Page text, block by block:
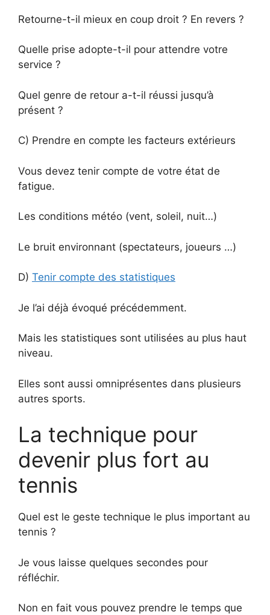
Retourne-t-il mieux en coup droit ? En revers ?
Quelle prise adopte-t-il pour attendre votre
service ?
Quel genre de retour a-t-il réussi jusqu’à
présent ?
C) Prendre en compte les facteurs extérieurs
Vous devez tenir compte de votre état de
fatigue.
Les conditions météo (vent, soleil, nuit…)
Le bruit environnant (spectateurs, joueurs …)
D) Tenir compte des statistiques
Je l’ai déjà évoqué précédemment.
Mais les statistiques sont utilisées au plus haut
niveau.
Elles sont aussi omniprésentes dans plusieurs
autres sports.
La technique pour
devenir plus fort au
tennis
Quel est le geste technique le plus important au
tennis ?
Je vous laisse quelques secondes pour
réfléchir.
Non en fait vous pouvez prendre le temps que